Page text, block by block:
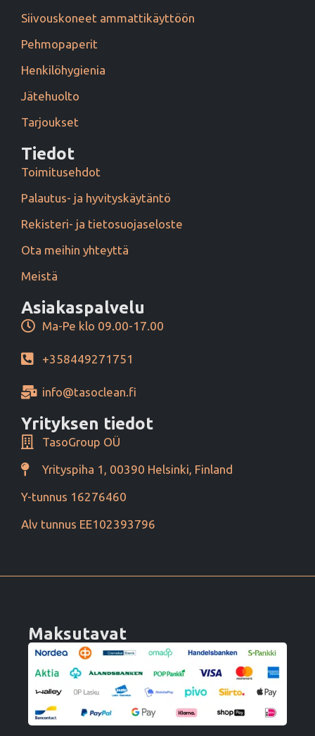
Siivouskoneet ammattikäyttöön
Pehmopaperit
Henkilöhygienia
Jätehuolto
Tarjoukset
Tiedot
Toimitusehdot
Palautus- ja hyvityskäytäntö
Rekisteri- ja tietosuojaseloste
Ota meihin yhteyttä
Meistä
Asiakaspalvelu
Ma-Pe klo 09.00-17.00
+358449271751
info@tasoclean.fi
Yrityksen tiedot
TasoGroup OÜ
Yrityspiha 1, 00390 Helsinki, Finland
Y-tunnus 16276460
Alv tunnus EE102393796
Maksutavat